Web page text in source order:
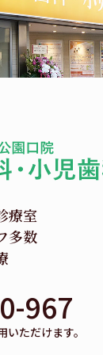
療室
多数
967
ただけます。